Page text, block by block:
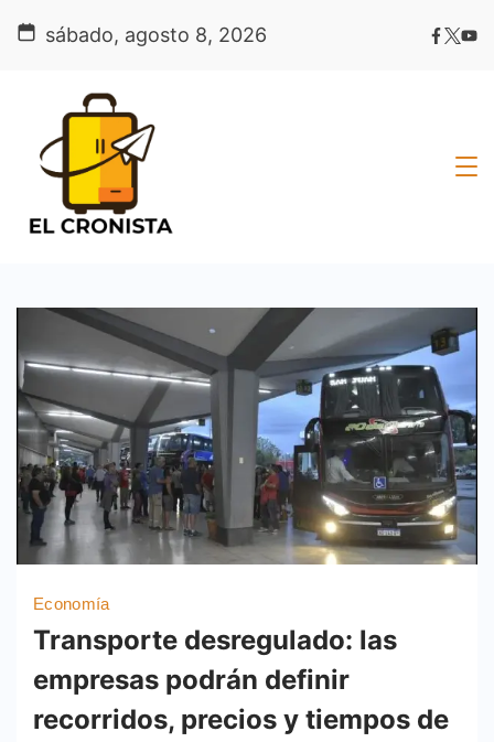
sábado, agosto 8, 2026
Economía
Transporte desregulado: las
empresas podrán definir
recorridos, precios y tiempos de